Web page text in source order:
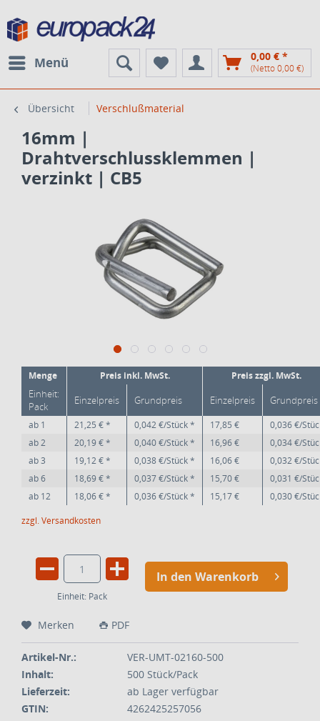
Menü 0,00 € *
(Netto 0,00 €)
Übersicht Verschlußmaterial
16mm |
Drahtverschlussklemmen |
verzinkt | CB5
Menge Preis inkl. MwSt. Preis zzgl. MwSt.
Einheit:
Pack
Einzelpreis Grundpreis Einzelpreis Grundpreis
ab 1 21,25 € * 0,042 €/Stück * 17,85 €
0,036 €/
ab2 20,19 € * 0,040 €/Stück * 16,96 €
0,034 €/
ab3 19,12 € * 0,038 €/Stück * 16,06 €
0,032 €/
ab6 18,69 € * 0,037 €/Stück * 15,70 €
0,031 €/
ab 12 18,06 € * 0,036 €/Stück * 15,17 €
0,030 €/
zzgl. Versandkosten
Einheit: Pack
In den Warenkorb
Merken PDF
Artikel-Nr.:
VER-UMT-02160-500
Inhalt:
500 Stück/Pack
Lieferzeit:
ab Lager verfügbar
GTIN:
4262425257056